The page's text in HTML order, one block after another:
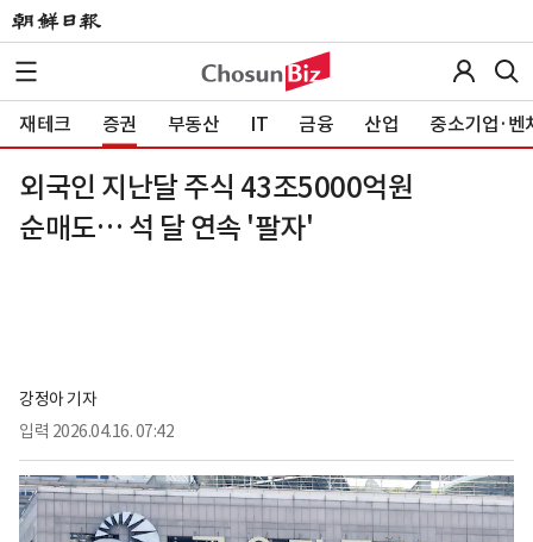
재테크 증권 부동산 IT 금융 산업 중소기업·벤
외국인 지난달 주식 43조5000억원
순매도… 석 달 연속 '팔자'
강정아 기자
입력 2026.04.16. 07:42